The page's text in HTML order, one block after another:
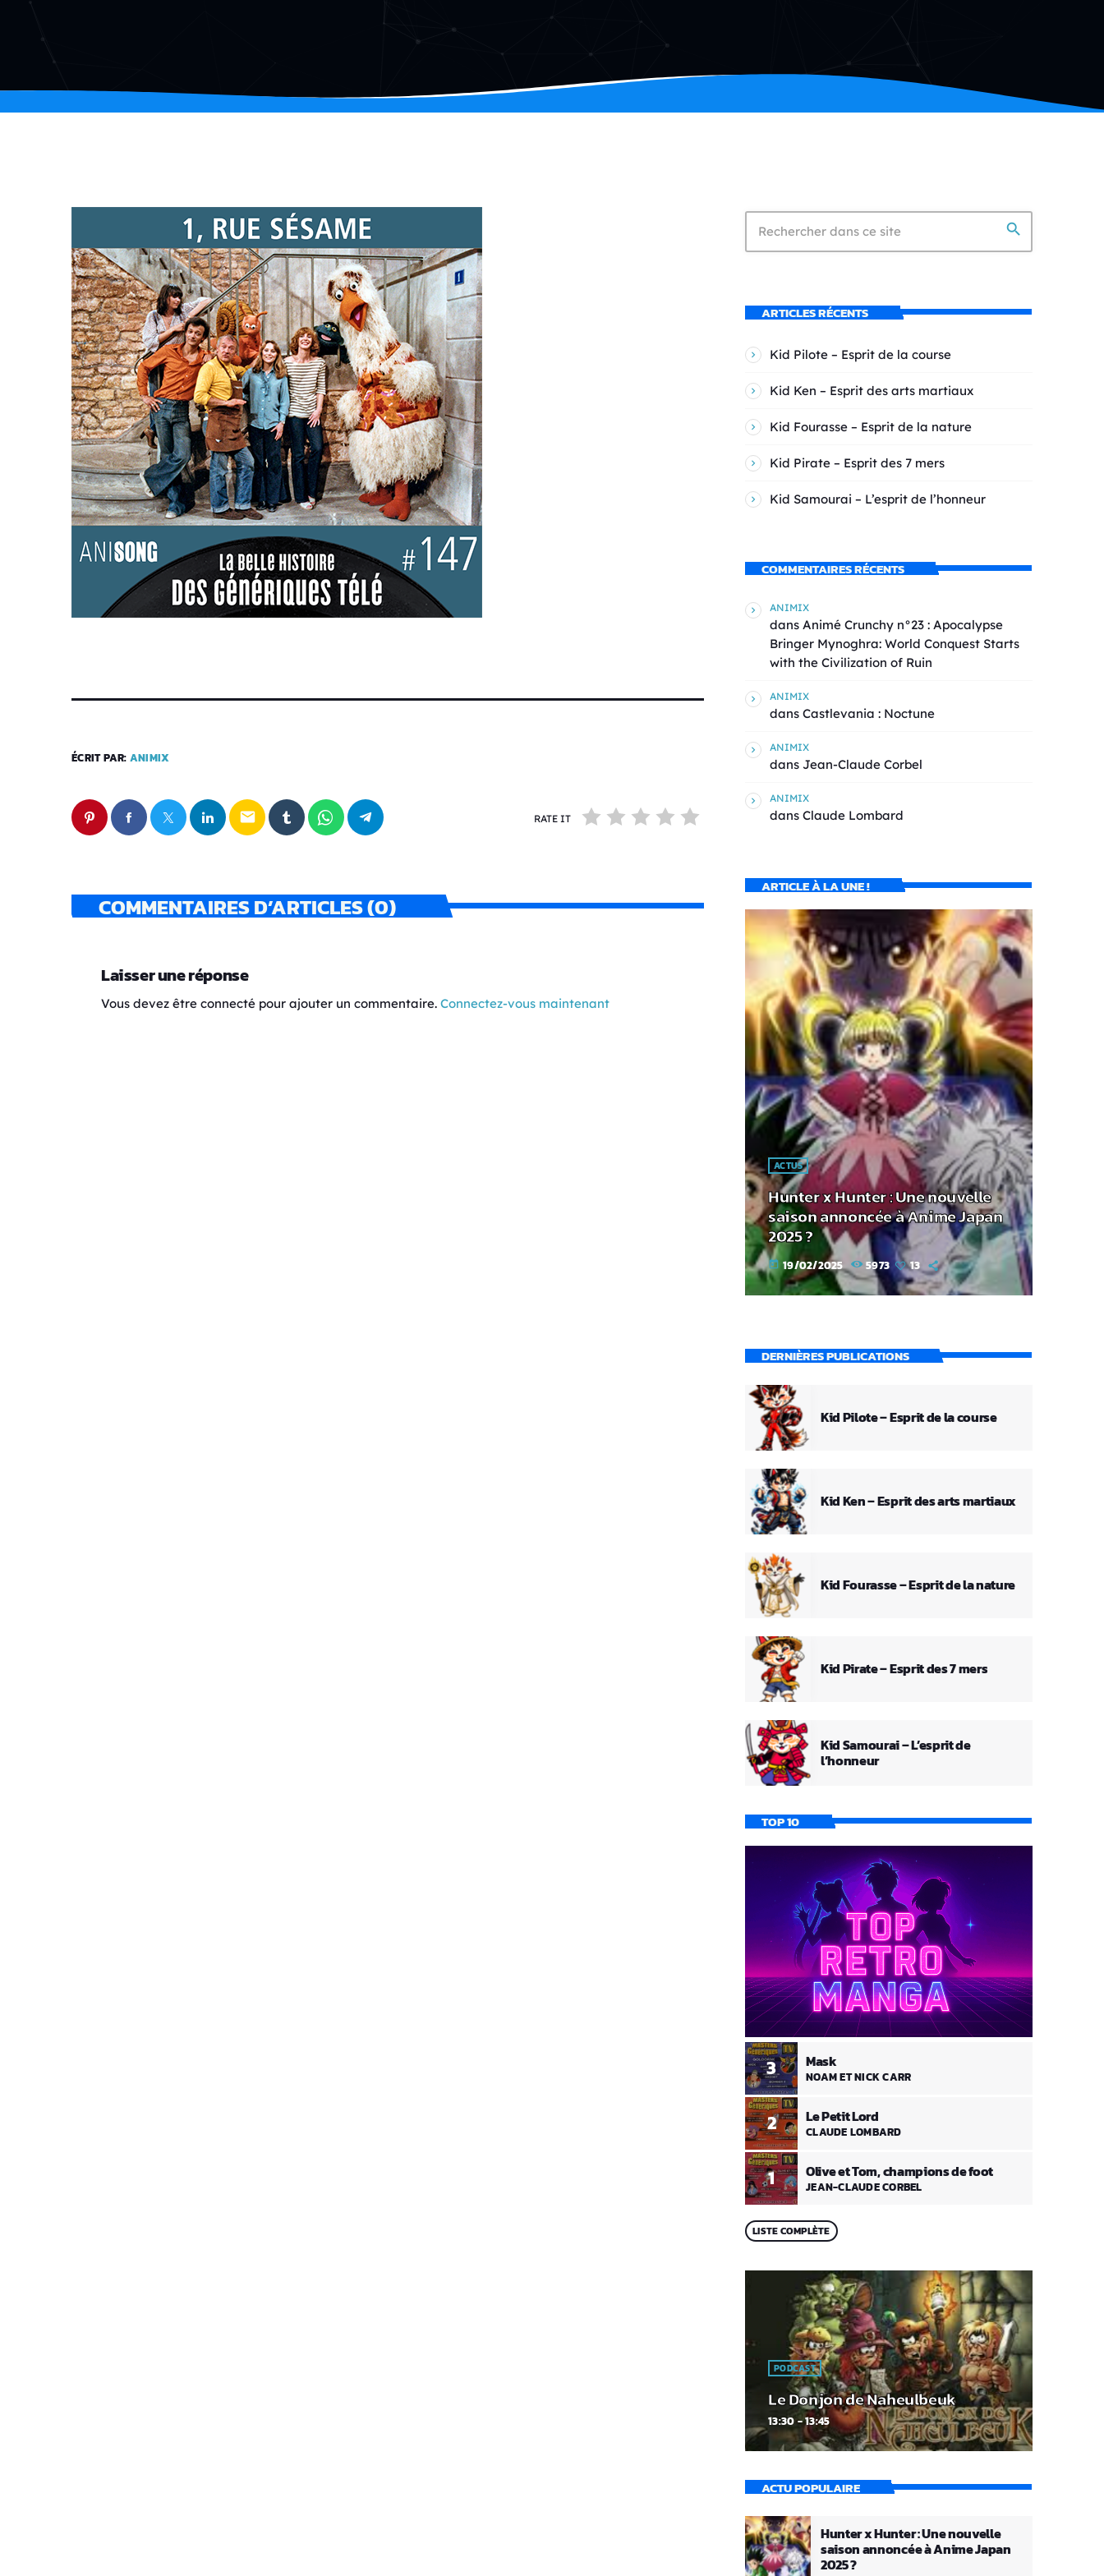
ÉCRIT PAR: ANIMIX
email RATE IT
COMMENTAIRES D’ARTICLES (0)
Laisser une réponse
Vous devez être connecté pour ajouter un commentaire. Connectez-vous maintenant
search
ARTICLES RÉCENTS
Kid Pilote – Esprit de la course
Kid Ken – Esprit des arts martiaux
Kid Fourasse – Esprit de la nature
Kid Pirate – Esprit des 7 mers
Kid Samourai – L’esprit de l’honneur
COMMENTAIRES RÉCENTS
ANIMIX
dans Animé Crunchy n°23 : Apocalypse
Bringer Mynoghra: World Conquest Starts
with the Civilization of Ruin
ANIMIX
dans Castlevania : Noctune
ANIMIX
dans Jean-Claude Corbel
ANIMIX
dans Claude Lombard
ARTICLE À LA UNE !
ACTUS
Hunter x Hunter : Une nouvelle
saison annoncée à Anime Japan
2025 ?
today 19/02/2025 5973 13
DERNIÈRES PUBLICATIONS
Kid Pilote – Esprit de la course
Kid Ken – Esprit des arts martiaux
Kid Fourasse – Esprit de la nature
Kid Pirate – Esprit des 7 mers
Kid Samourai – L’esprit de
l’honneur
TOP 10
1 Olive et Tom, champions de foot
JEAN-CLAUDE CORBEL
2 Le Petit Lord
CLAUDE LOMBARD
3 Mask
NOAM ET NICK CARR
LISTE COMPLÈTE
PODCAST
Le Donjon de Naheulbeuk
13:30 - 13:45
ACTU POPULAIRE
Hunter x Hunter : Une nouvelle
saison annoncée à Anime Japan
2025 ?